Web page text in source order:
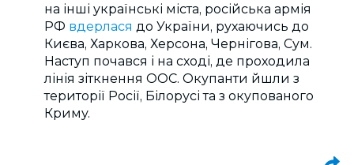
на інші українські міста, російська армія
РФ вдерлася до України, рухаючись до
Києва, Харкова, Херсона, Чернігова, Сум.
Наступ почався і на сході, де проходила
лінія зіткнення ООС. Окупанти йшли з
території Росії, Білорусі та з окупованого
Криму.